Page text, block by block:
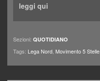
leggi qui
Sezioni: QUOTIDIANO
Tags: Lega Nord Movimento 5 Stelle